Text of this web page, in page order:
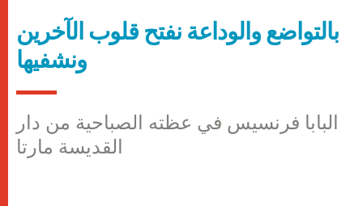
بالتواضع والوداعة نفتح قلوب الآخرين
ونشفيها
البابا فرنسيس في عظته الصباحية من دار
القديسة مارتا